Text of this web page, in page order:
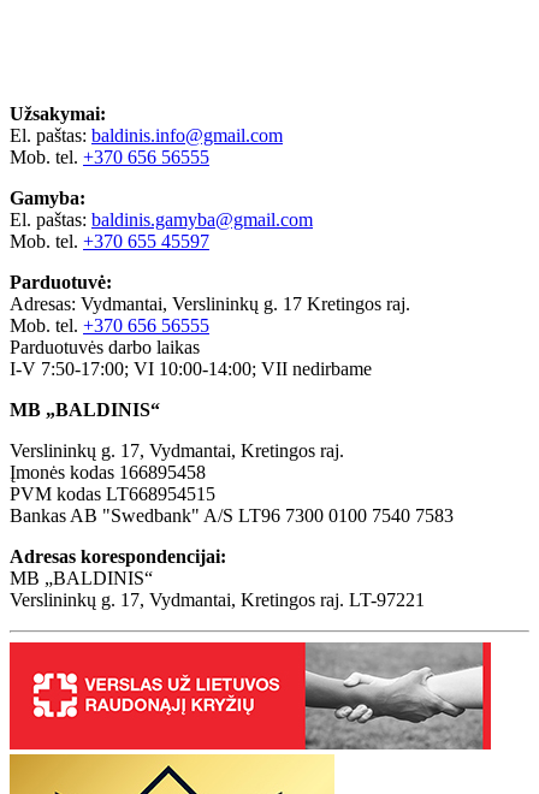
Užsakymai:
El. paštas: baldinis.info@gmail.com
Mob. tel. +370 656 56555
Gamyba:
El. paštas: baldinis.gamyba@gmail.com
Mob. tel. +370 655 45597
Parduotuvė:
Adresas: Vydmantai, Verslininkų g. 17 Kretingos raj.
Mob. tel. +370 656 56555
Parduotuvės darbo laikas
I-V 7:50-17:00; VI 10:00-14:00; VII nedirbame
MB „BALDINIS“
Verslininkų g. 17, Vydmantai, Kretingos raj.
Įmonės kodas 166895458
PVM kodas LT668954515
Bankas AB "Swedbank" A/S LT96 7300 0100 7540 7583
Adresas korespondencijai:
MB „BALDINIS“
Verslininkų g. 17, Vydmantai, Kretingos raj. LT-97221